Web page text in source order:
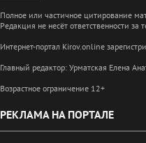
Полное или частичное цитирование
Редакция не несёт ответственности за
Интернет-портал Kirov.online
Главный редактор: Урматская Елена
Возрастное ограничение 12+
РЕКЛАМА НА ПОРТАЛЕ